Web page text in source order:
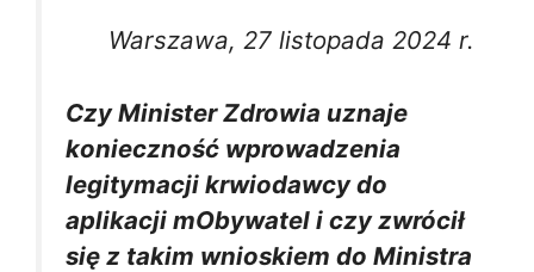
Warszawa, 27 listopada 2024 r.
Czy Minister Zdrowia uznaje
konieczność wprowadzenia
legitymacji krwiodawcy do
aplikacji mObywatel i czy zwrócił
się z takim wnioskiem do Ministra